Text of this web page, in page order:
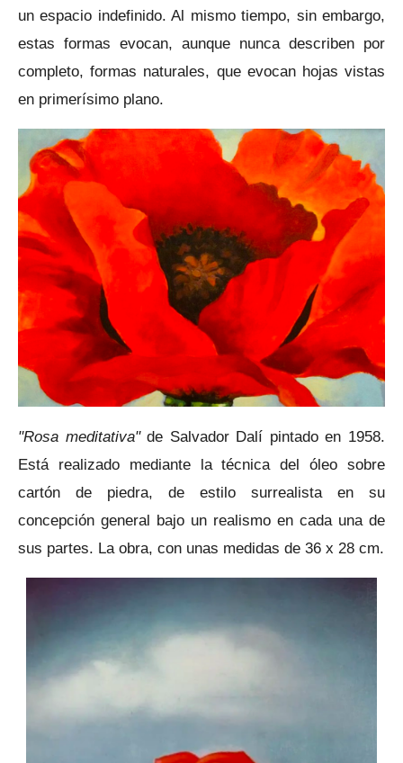
un espacio indefinido. Al mismo tiempo, sin embargo,
estas formas evocan, aunque nunca describen por
completo, formas naturales, que evocan hojas vistas
en primerísimo plano.
"Rosa meditativa"de Salvador Dalí pintado en 1958.
Está realizado mediante la técnica del óleo sobre
cartón de piedra, de estilo surrealista en su
concepción general bajo un realismo en cada una de
sus partes. La obra, con unas medidas de 36 x 28 cm.